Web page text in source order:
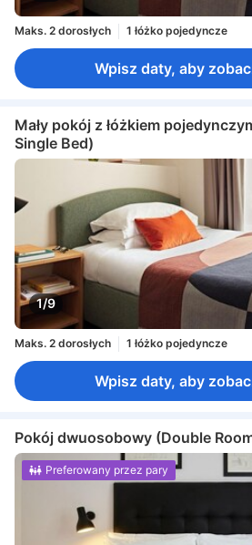
Maks. 2 dorosłych 1 łóżko pojedyncze
Wpisz daty, aby
Mały pokój z łóżkiem
Single Bed)
1/9
Maks. 2 dorosłych 1 łóżko pojedyncze
Wpisz daty, aby
Pokój dwuosobowy (Double
Preferowany przez pary